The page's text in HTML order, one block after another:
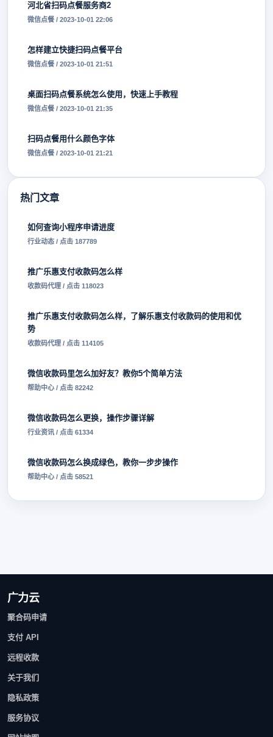
河北省扫码点餐服务商2
微信点餐 / 2023-10-01 22:06
怎样建立快捷扫码点餐平台
微信点餐 / 2023-10-01 21:51
桌面扫码点餐系统怎么使用，快速上手教程
微信点餐 / 2023-10-01 21:35
扫码点餐用什么颜色字体
微信点餐 / 2023-10-01 21:21
热门文章
如何查询小程序申请进度
行业动态 / 点击 187789
推广乐惠支付收款码怎么样
收款码代理 / 点击 118023
推广乐惠支付收款码怎么样，了解乐惠支付收款码的使用和优
势
收款码代理 / 点击 114105
微信收款码里怎么加好友？教你5个简单方法
帮助中心 / 点击 82242
微信收款码怎么更换，操作步骤详解
行业资讯 / 点击 61334
微信收款码怎么换成绿色，教你一步步操作
帮助中心 / 点击 58521
广力云
聚合码申请
支付 API
远程收款
关于我们
隐私政策
服务协议